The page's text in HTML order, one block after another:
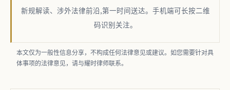
新规解读、涉外法律前沿,第一时间送达。 手机端可长按二维
码识别关注。
本文仅为一般性信息分享，不构成任何法律意见或建议。如您需要针对具
体事项的法律意见，请与耀时律师联系。